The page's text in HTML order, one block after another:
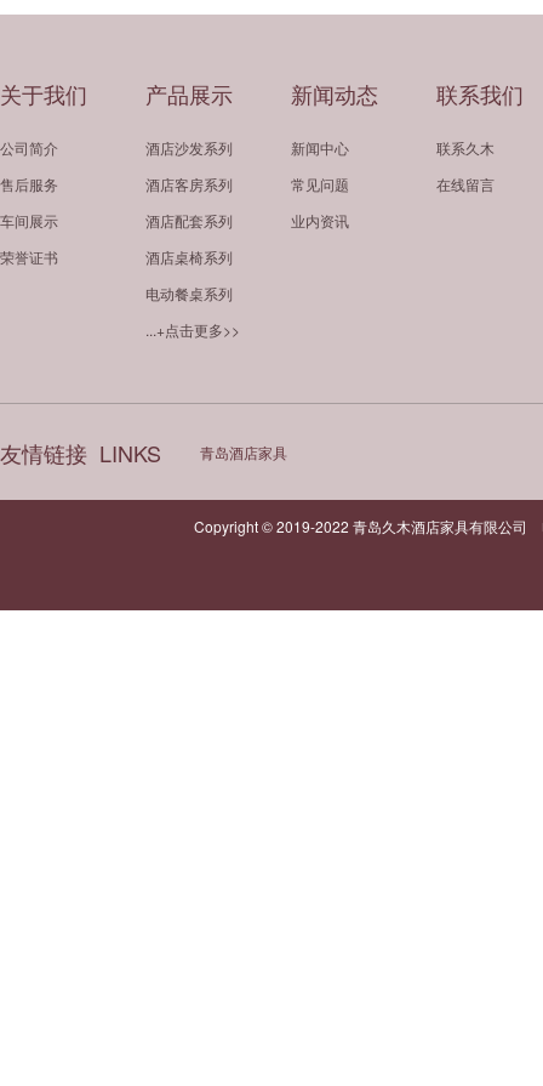
关于我们
公司简介
售后服务
车间展示
荣誉证书
产品展示
酒店沙发系列
酒店客房系列
酒店配套系列
酒店桌椅系列
电动餐桌系列
...+点击更多>>
新闻动态
新闻中心
常见问题
业内资讯
联系我们
联系久木
在线留言
友情链接 LINKS 青岛酒店家具
Copyright © 2019-2022 青岛久木酒店家具有限公